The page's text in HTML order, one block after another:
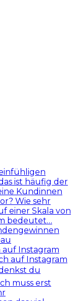
Instagram